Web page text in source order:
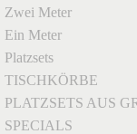
Zwei Meter
Ein Meter
Platzsets
TISCHKÖRBE
PLATZSETS AUS
SPECIALS